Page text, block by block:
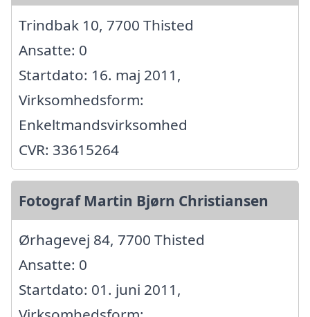
Trindbak 10, 7700 Thisted
Ansatte: 0
Startdato: 16. maj 2011,
Virksomhedsform:
Enkeltmandsvirksomhed
CVR: 33615264
Fotograf Martin Bjørn Christiansen
Ørhagevej 84, 7700 Thisted
Ansatte: 0
Startdato: 01. juni 2011,